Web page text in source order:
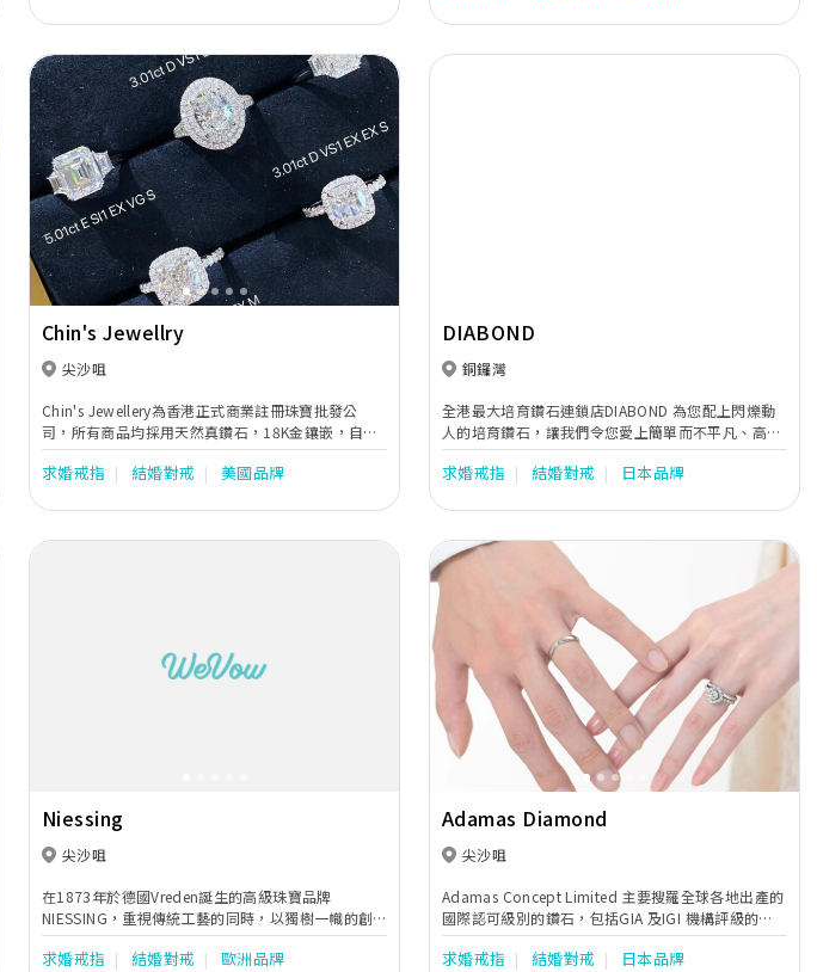
Previous Next
Chin's Jewellry
尖沙咀
Chin's Jewellery為香港正式商業註冊珠寶批發公
司，所有商品均採用天然真鑽石，18K金鑲嵌，自設
工塲，保證一手貨源，真正批發價。不設門市，歡迎
批發或接洽代理。
求婚戒指 結婚對戒 美國品牌
DIABOND
銅鑼灣
全港最大培育鑽石連鎖店DIABOND 為您配上閃爍動
人的培育鑽石，讓我們令您愛上簡單而不平凡、高貴
而不奢華的培育鑽石首飾。優雅、精緻、新穎！公司
成立於2015年，全港共設有三間分店。
求婚戒指 結婚對戒 日本品牌
Niessing
尖沙咀
在1873年於德國Vreden誕生的高級珠寶品牌
NIESSING，重視傳統工藝的同時，以獨樹一幟的創
新理念，從黃金、鉑金至珠寶鑽石設計出多款獨一無
二的訂婚戒指及訂製婚戒。
求婚戒指 結婚對戒 歐洲品牌
Previous Next
Adamas Diamond
尖沙咀
Adamas Concept Limited 主要搜羅全球各地出產的
國際認可級別的鑽石，包括GIA 及IGI 機構評級的鑽
石。提供各類珠寶首飾設計及訂造服務 (求婚戒指,結
婚對戒, 鑽石首飾等)。GIA鑽石鑑定師為您提供專業
求婚戒指 結婚對戒 日本品牌